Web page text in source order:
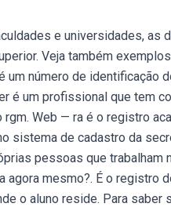
e universidades,
Veja também
um número de identificação
é um profissional que tem
Web — ra é o registro
sistema de cadastro da
pessoas que
agora mesmo?. É o registro
o aluno reside. Para saber